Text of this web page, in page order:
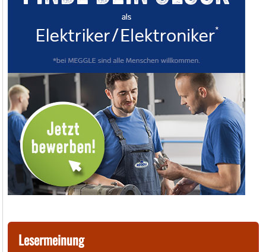
Lesermeinung